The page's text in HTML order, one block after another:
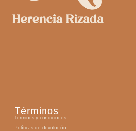
Términos
Terminos y condiciones
Políticas de devolución